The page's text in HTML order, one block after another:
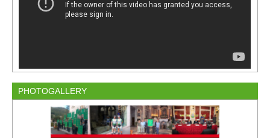
PHOTOGALLERY